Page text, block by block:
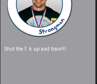
Shut the f..k up and train!!!